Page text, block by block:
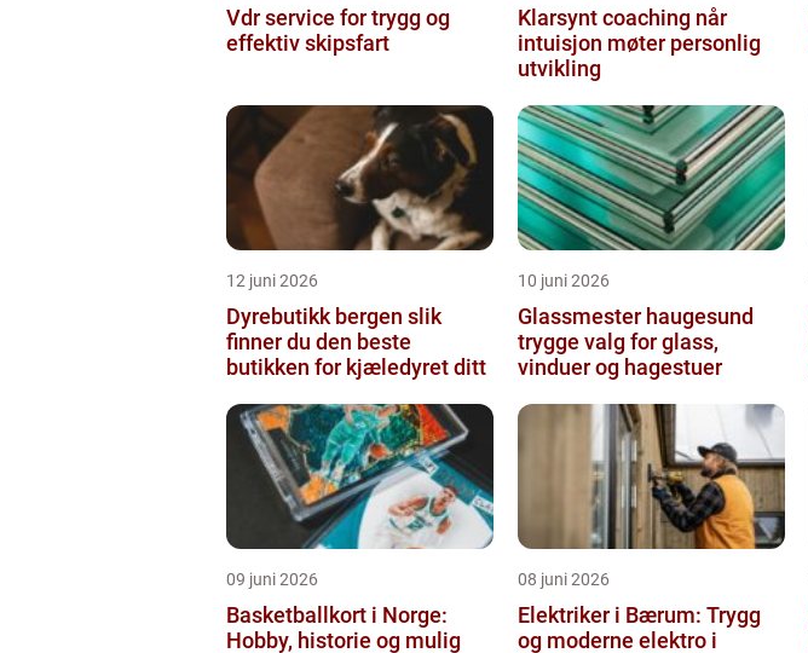
Vdr service for trygg og
effektiv skipsfart
Klarsynt coaching når
intuisjon møter personlig
utvikling
12 juni 2026
Dyrebutikk bergen slik
finner du den beste
butikken for kjæledyret ditt
10 juni 2026
Glassmester haugesund
trygge valg for glass,
vinduer og hagestuer
09 juni 2026
Basketballkort i Norge:
Hobby, historie og mulig
08 juni 2026
Elektriker i Bærum: Trygg
og moderne elektro i